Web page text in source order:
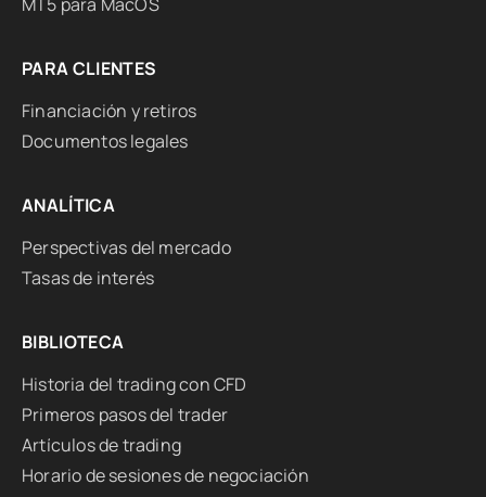
PARA CLIENTES
Financiación y retiros
Documentos legales
ANALÍTICA
Perspectivas del mercado
Tasas de interés
BIBLIOTECA
Historia del trading con CFD
Primeros pasos del trader
Artículos de trading
Horario de sesiones de negociación